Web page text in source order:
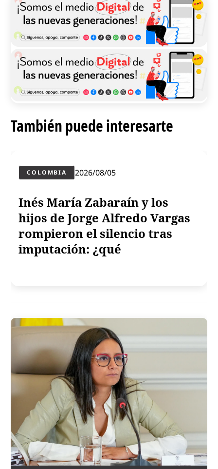
También puede interesarte
COLOMBIA 2026/08/05
Inés María Zabaraín y los
hijos de Jorge Alfredo Vargas
rompieron el silencio tras
imputación: ¿qué